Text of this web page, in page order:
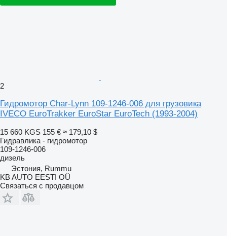
2
Гидромотор Char-Lynn 109-1246-006 для грузовика
IVECO EuroTrakker EuroStar EuroTech (1993-2004)
15 660 KGS 155 € ≈ 179,10 $
Гидравлика - гидромотор
109-1246-006
дизель
Эстония, Rummu
KB AUTO EESTI OÜ
Связаться с продавцом